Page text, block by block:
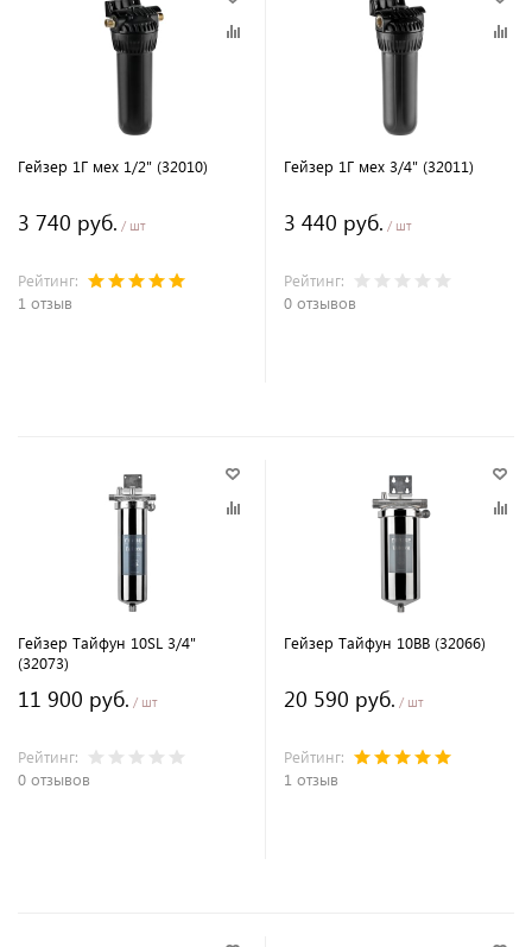
Гейзер 1Г мех 1/2" (32010)
3 740 руб. / шт
Рейтинг:
1 отзыв
Гейзер 1Г мех 3/4" (32011)
3 440 руб. / шт
Рейтинг:
0 отзывов
Гейзер Тайфун 10SL 3/4"
(32073)
11 900 руб. / шт
Рейтинг:
0 отзывов
Гейзер Тайфун 10ВВ (32066)
20 590 руб. / шт
Рейтинг:
1 отзыв